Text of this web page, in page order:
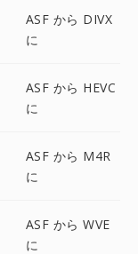
ASF から DIVX
に
ASF から HEVC
に
ASF から M4R
に
ASF から WVE
に